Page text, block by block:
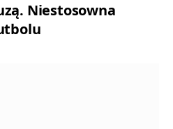
Niestosowna